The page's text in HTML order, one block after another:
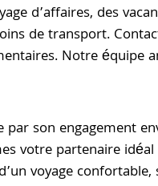
d’affaires, des
de transport.
Notre équipe
par son engagement
votre partenaire
voyage